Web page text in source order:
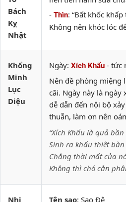
Bách
Kỵ
Nhật
- Thìn: “Bất khốc
Không nên khóc lóc
Khổng
Minh
Lục
Diệu
Ngày: Xích Khẩu - tức
Nên đề phòng miệng
cãi. Ngày này là
dễ dẫn đến nội bộ
thuẫn, làm ơn nên
“Xích Khẩu là quả
Sinh ra khẩu thiệt
Chẳng thời mất của
Không thì chó cắn
Nhị Tên sao: Sao Đê